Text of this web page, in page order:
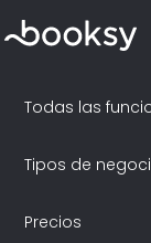
Todas las
Tipos de
Precios